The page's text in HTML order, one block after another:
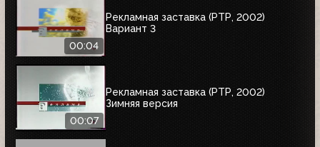
00:04
Рекламная заставка (РТР, 2002)
Вариант 3
00:07
Рекламная заставка (РТР, 2002)
Зимняя версия